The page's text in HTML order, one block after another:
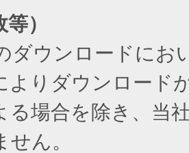
）
ダウンロードにお
よりダウンロード
る場合を除き、当
ん。